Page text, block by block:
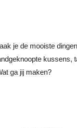
je de mooiste
kussens,
ga jij maken?